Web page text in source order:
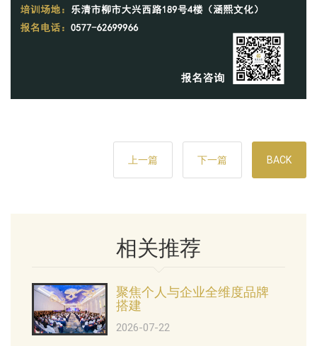
上一篇 下一篇 BACK
相关推荐
聚焦个人与企业全维度品牌
搭建
2026-07-22